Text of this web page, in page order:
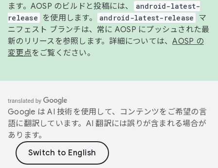
ます。AOSP のビルドと投稿には、
android-latest-
release
を使用します。 android-latest-release
マ
ニフェスト ブランチは、常に AOSP にプッシュされた最
新のリリースを参照します。詳細については、AOSP の
変更点をご覧ください。
Google は AI 技術を使用して、コンテンツをご希望の言
語に翻訳しています。AI 翻訳には誤りが含まれる場合が
あります。